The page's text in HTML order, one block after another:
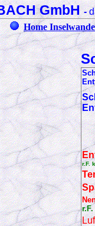
GmbH-
Home
E
E
r.F.
r.F.